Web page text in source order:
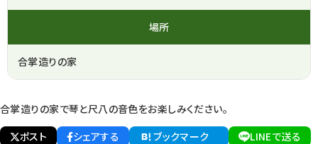
場所
合掌造りの家
合掌造りの家で琴と尺八の音色をお楽しみください。
ポスト
シェアする ブックマーク LINEで送る